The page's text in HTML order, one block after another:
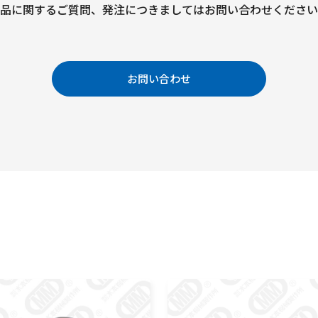
に関するご質問、 発注につきましてはお問い合わせくださ
お問い合わせ